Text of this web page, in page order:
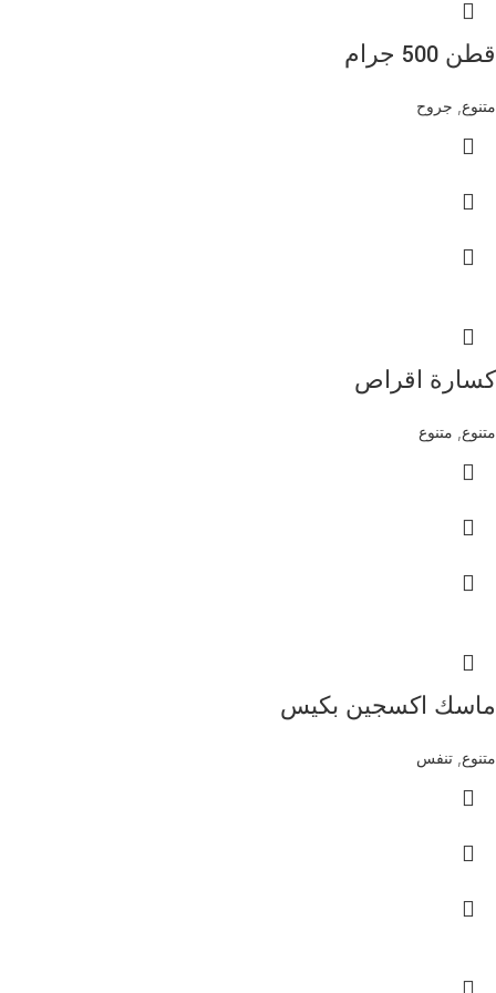
قطن 500 جرام
متنوع جروح
كسارة اقراص
متنوع متنوع
ماسك اكسجين بكيس
متنوع تنفس